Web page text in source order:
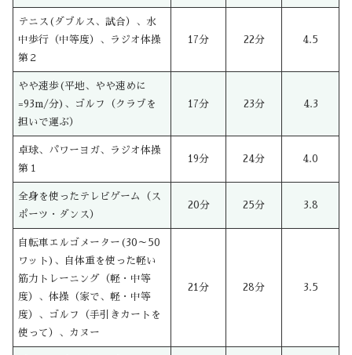
テニス(ダブルス、試合）、水
中歩行（中等度）、ラジオ体操
第２
17分 22分 4.5
やや速歩(平地、やや速めに
=93m/分)、ゴルフ（クラブを
担いで運ぶ）
17分 23分 4.3
卓球、パワーヨガ、ラジオ体操
第１
19分 24分 4.0
全身を使ったテレビゲーム（ス
ポーツ・ダンス）
20分 25分 3.8
自転車エルゴメーター(30～50
ワット)、自体重を使った軽い
筋力トレーニング（軽・中等
度）、体操（家で、軽・中等
度）、ゴルフ（手引きカートを
使って）、カヌー
21分 28分 3.5